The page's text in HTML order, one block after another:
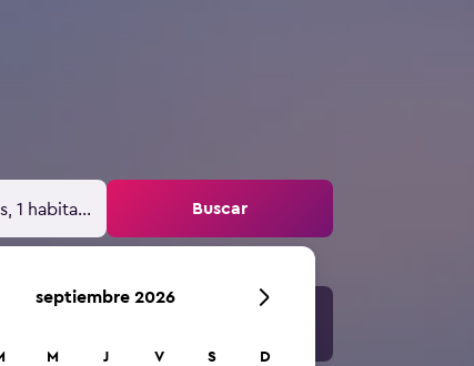
1 habitación Buscar
septiembre 2026
M J V S D